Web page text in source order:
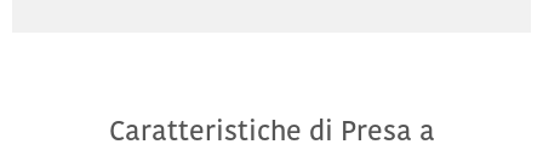
Caratteristiche di Presa a